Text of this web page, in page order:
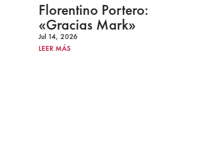
Florentino Portero:
«Gracias Mark»
Jul 14, 2026
LEER MÁS